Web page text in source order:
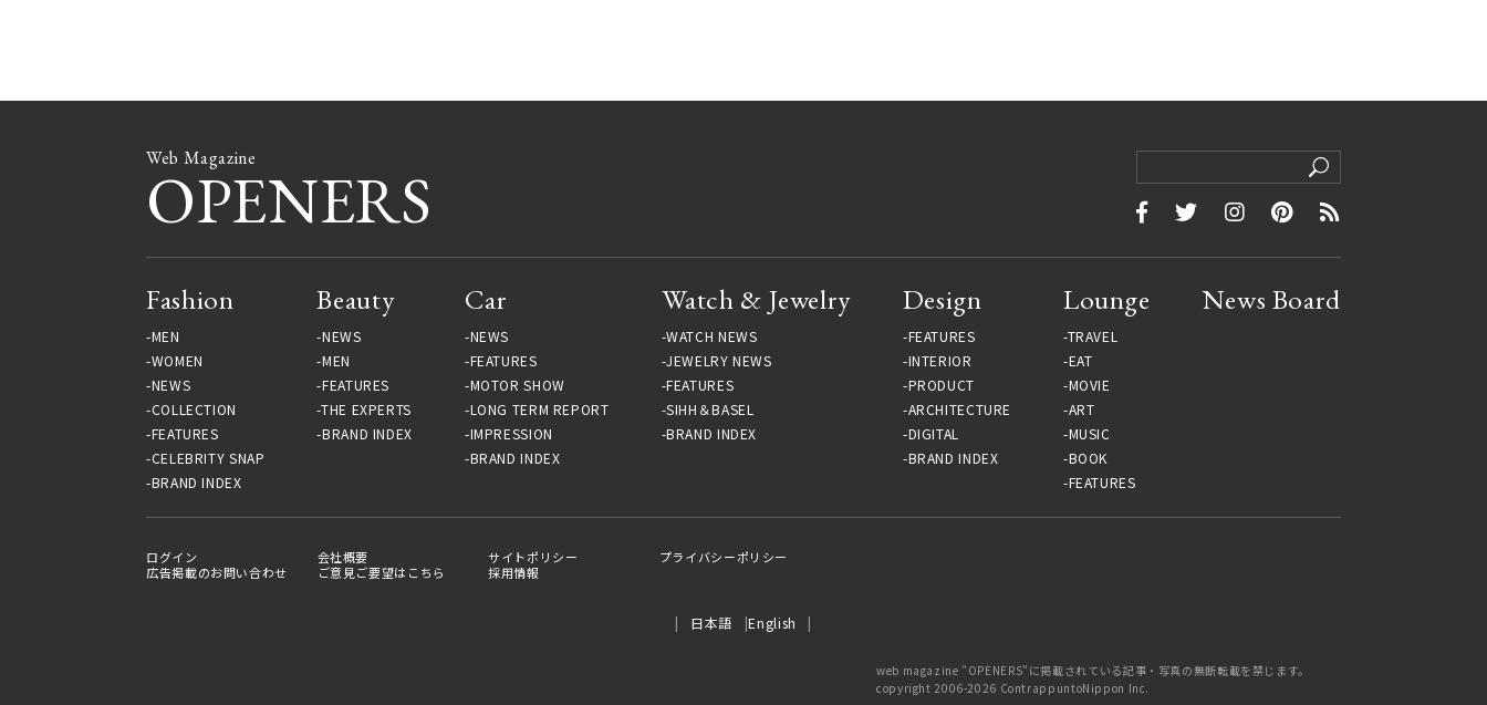
Web Magazine
OPENERS
Fashion
MEN
WOMEN
NEWS
COLLECTION
FEATURES
CELEBRITY SNAP
BRAND INDEX
Beauty
NEWS
MEN
FEATURES
THE EXPERTS
BRAND INDEX
Car
NEWS
FEATURES
MOTOR SHOW
LONG TERM REPORT
IMPRESSION
BRAND INDEX
Watch & Jewelry
WATCH NEWS
JEWELRY NEWS
FEATURES
SIHH＆BASEL
BRAND INDEX
Design
FEATURES
INTERIOR
PRODUCT
ARCHITECTURE
DIGITAL
BRAND INDEX
Lounge
TRAVEL
EAT
MOVIE
ART
MUSIC
BOOK
FEATURES
News Board
ログイン 会社概要 サイトポリシー
プライバシーポリシー
広告掲載のお問い合わせ
ご意見ご要望はこちら 採用情報
日本語 English
web magazine "OPENERS"に掲載されている記事・写真の無断転載を禁じます。
copyright 2006-2026 ContrappuntoNippon Inc.